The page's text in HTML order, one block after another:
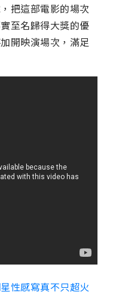
把這部電影的場次
至名歸得大獎的優
開映演場次，滿足
性感寫真不只超火